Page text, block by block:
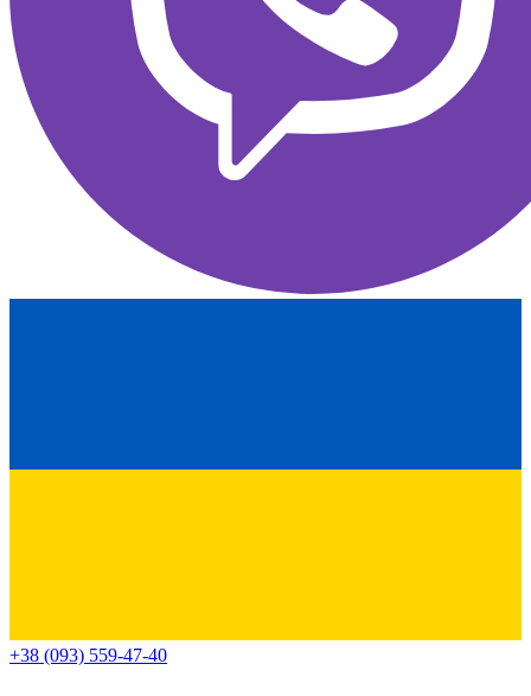
+38 (093) 559-47-40